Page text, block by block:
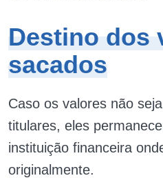
Destino dos
sacados
Caso os valores não
titulares, eles
instituição financeira
originalmente.